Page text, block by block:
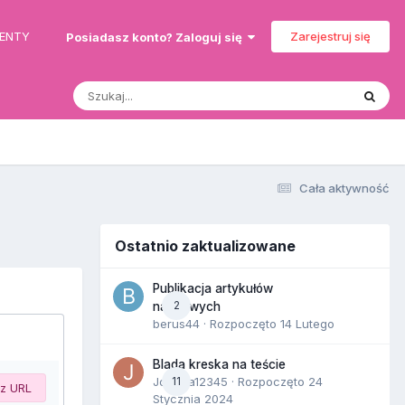
Posiadasz konto? Zaloguj się Zarejestruj się
Cała aktywność
URL
Ostatnio zaktualizowane
2
Publikacja artykułów
naukowych
berus44 · Rozpoczęto 14 Lutego
11
Blada kreska na teście
Joanna12345 · Rozpoczęto 24
Stycznia 2024